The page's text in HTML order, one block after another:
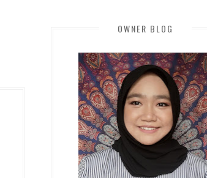
OWNER BLOG